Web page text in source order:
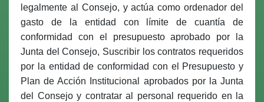
legalmente al Consejo, y actúa como ordenador del
gasto de la entidad con límite de cuantía de
conformidad con el presupuesto aprobado por la
Junta del Consejo, Suscribir los contratos requeridos
por la entidad de conformidad con el Presupuesto y
Plan de Acción Institucional aprobados por la Junta
del Consejo y contratar al personal requerido en la